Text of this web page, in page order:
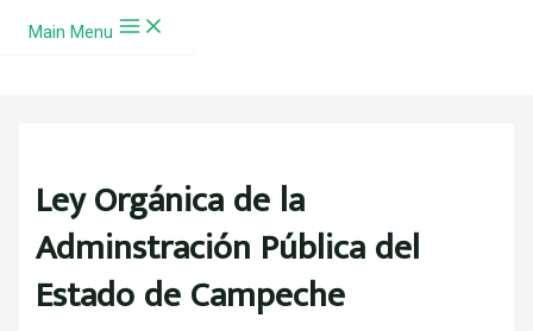
Ir al contenido
Main Menu
Ley Orgánica de la
Adminstración Pública del
Estado de Campeche